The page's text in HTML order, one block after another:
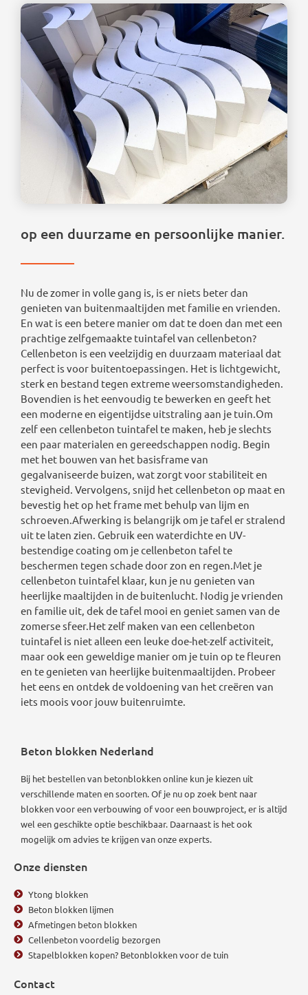
op een duurzame en persoonlijke manier.
Nu de zomer in volle gang is, is er niets beter dan
genieten van buitenmaaltijden met familie en vrienden.
En wat is een betere manier om dat te doen dan met een
prachtige zelfgemaakte tuintafel van cellenbeton?
Cellenbeton is een veelzijdig en duurzaam materiaal dat
perfect is voor buitentoepassingen. Het is lichtgewicht,
sterk en bestand tegen extreme weersomstandigheden.
Bovendien is het eenvoudig te bewerken en geeft het
een moderne en eigentijdse uitstraling aan je tuin.Om
zelf een cellenbeton tuintafel te maken, heb je slechts
een paar materialen en gereedschappen nodig. Begin
met het bouwen van het basisframe van
gegalvaniseerde buizen, wat zorgt voor stabiliteit en
stevigheid. Vervolgens, snijd het cellenbeton op maat en
bevestig het op het frame met behulp van lijm en
schroeven.Afwerking is belangrijk om je tafel er stralend
uit te laten zien. Gebruik een waterdichte en UV-
bestendige coating om je cellenbeton tafel te
beschermen tegen schade door zon en regen.Met je
cellenbeton tuintafel klaar, kun je nu genieten van
heerlijke maaltijden in de buitenlucht. Nodig je vrienden
en familie uit, dek de tafel mooi en geniet samen van de
zomerse sfeer.Het zelf maken van een cellenbeton
tuintafel is niet alleen een leuke doe-het-zelf activiteit,
maar ook een geweldige manier om je tuin op te fleuren
en te genieten van heerlijke buitenmaaltijden. Probeer
het eens en ontdek de voldoening van het creëren van
iets moois voor jouw buitenruimte.
Beton blokken Nederland
Bij het bestellen van betonblokken online kun je kiezen uit
verschillende maten en soorten. Of je nu op zoek bent naar
blokken voor een verbouwing of voor een bouwproject, er is altijd
wel een geschikte optie beschikbaar. Daarnaast is het ook
mogelijk om advies te krijgen van onze experts.
Onze diensten
Ytong blokken
Beton blokken lijmen
Afmetingen beton blokken
Cellenbeton voordelig bezorgen
Stapelblokken kopen? Betonblokken voor de tuin
Contact